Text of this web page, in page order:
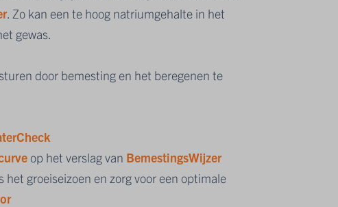
. Zo kan een te hoog natriumgehalte in het
gewas.
door bemesting en het beregenen te
op het verslag van BemestingsWijzer
het groeiseizoen en zorg voor een optimale